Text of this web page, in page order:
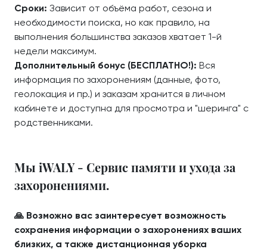
Сроки: Зависит от объёма работ, сезона и
необходимости поиска, но как правило, на
выполнения большинства заказов хватает 1-й
недели максимум.
Дополнительный бонус (БЕСПЛАТНО!): Вся
информация по захоронениям (данные, фото,
геолокация и пр.) и заказам хранится в личном
кабинете и доступна для просмотра и "шеринга" с
родственниками.
Мы iWALY - Сервис памяти и ухода за
захоронениями.
🙏 Возможно вас заинтересует возможность
сохранения информации о захоронениях ваших
близких, а также дистанционная уборка